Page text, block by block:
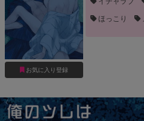
お気に入り登録
ほっこり